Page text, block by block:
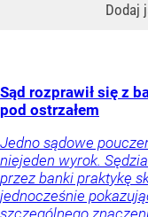
Dodaj
Sąd rozprawił się z
pod ostrzałem
Jedno sądowe
niejeden wyrok.
przez banki praktykę
jednocześnie